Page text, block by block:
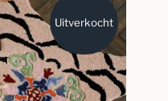
Uitverkocht